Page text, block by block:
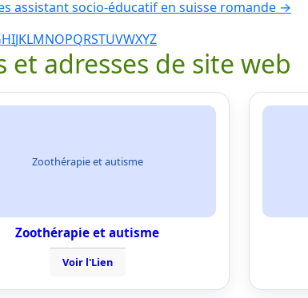
assistant socio-éducatif en suisse romande →
HIJKLMNOPQRSTUVWXYZ
et adresses de site web
Zoothérapie et autisme
Zoothérapie et autisme
Voir l'Lien